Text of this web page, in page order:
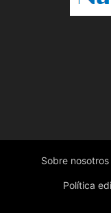
Sobre nosotros
Política